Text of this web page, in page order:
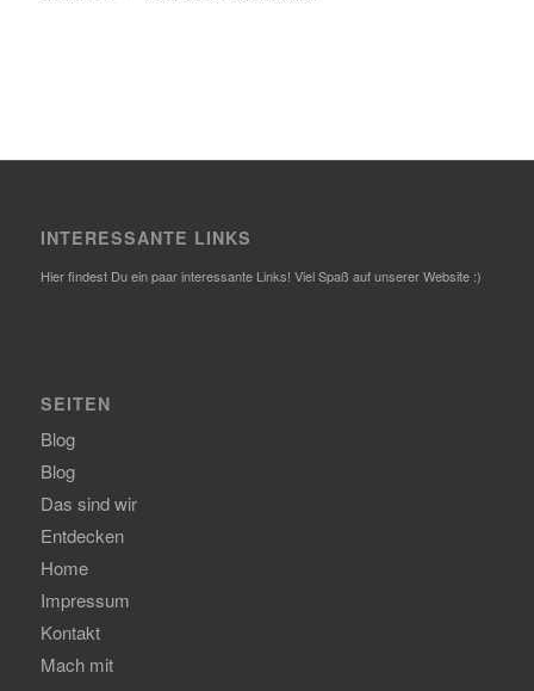
INTERESSANTE LINKS
Hier findest Du ein paar interessante Links! Viel Spaß auf unserer Website :)
SEITEN
Blog
Blog
Das sind wir
Entdecken
Home
Impressum
Kontakt
Mach mit